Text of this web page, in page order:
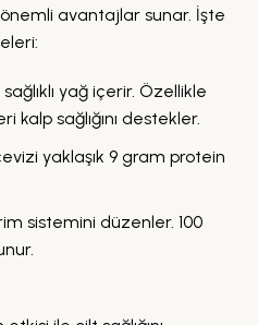
önemli avantajlar sunar. İşte
yağ içerir. Özellikle
kalp sağlığını destekler.
yaklaşık 9 gram protein
sistemini düzenler. 100